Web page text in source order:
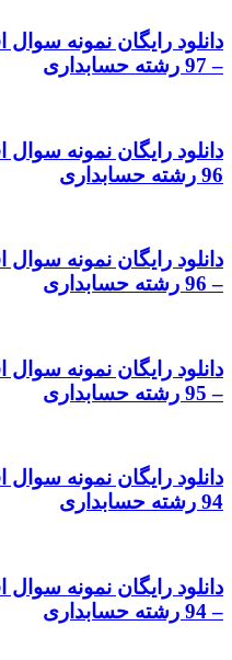
– 97 رشته حسابداری
96 رشته حسابداری
– 96 رشته حسابداری
– 95 رشته حسابداری
94 رشته حسابداری
– 94 رشته حسابداری